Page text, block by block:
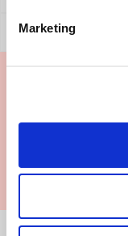
Marketing
Réfuter cet
Où